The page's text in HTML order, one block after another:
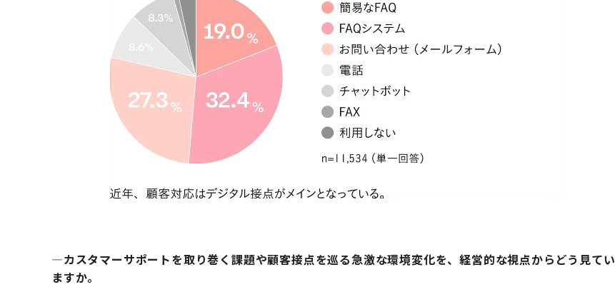
―カスタマーサポートを取り巻く課題や顧客接点を巡る急激な環境変化を、経営的な視点からどう見てい
ますか。